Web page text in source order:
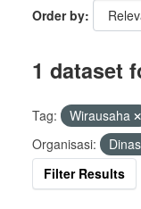
Order by
1 dataset
Tag: Wirausaha
Organisasi:
Filter Results